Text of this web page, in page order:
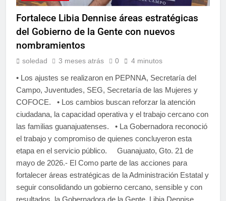
Fortalece Libia Dennise áreas estratégicas
del Gobierno de la Gente con nuevos
nombramientos
soledad 3 meses atrás 0 4 minutos
• Los ajustes se realizaron en PEPNNA, Secretaría del
Campo, Juventudes, SEG, Secretaría de las Mujeres y
COFOCE. • Los cambios buscan reforzar la atención
ciudadana, la capacidad operativa y el trabajo cercano con
las familias guanajuatenses. • La Gobernadora reconoció
el trabajo y compromiso de quienes concluyeron esta
etapa en el servicio público. Guanajuato, Gto. 21 de
mayo de 2026.- El Como parte de las acciones para
fortalecer áreas estratégicas de la Administración Estatal y
seguir consolidando un gobierno cercano, sensible y con